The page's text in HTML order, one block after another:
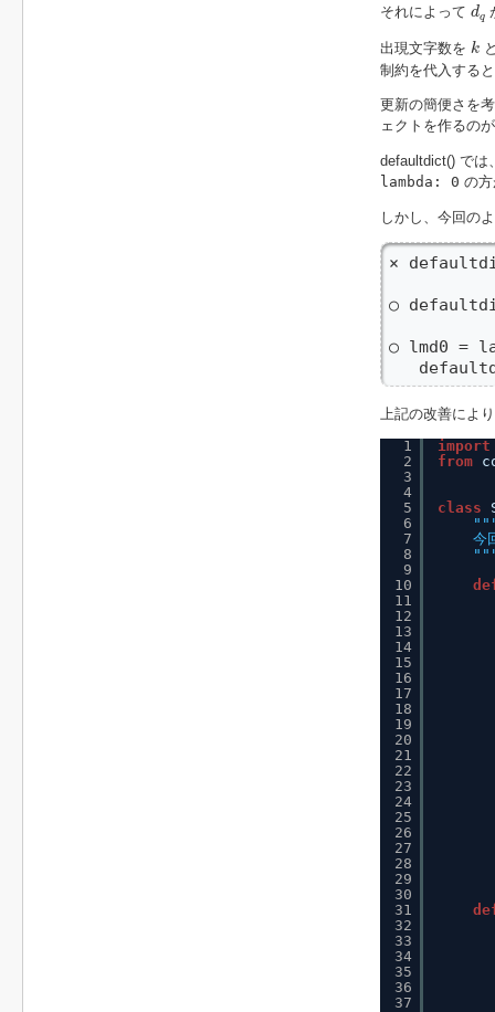
それによって dq
dq
出現文字数を k
k
制約を代入する
更新の簡便さを
ェクトを作るの
defaultdict() では
lambda: 0 の
しかし、今回の
×
○
○ lmd0 =
上記の改善によ
1
2
3
4
5
6
7
8
9
10
11
12
13
14
15
16
17
18
19
20
21
22
23
24
25
26
27
28
29
30
31
32
33
34
35
36
37
import
from
class
今